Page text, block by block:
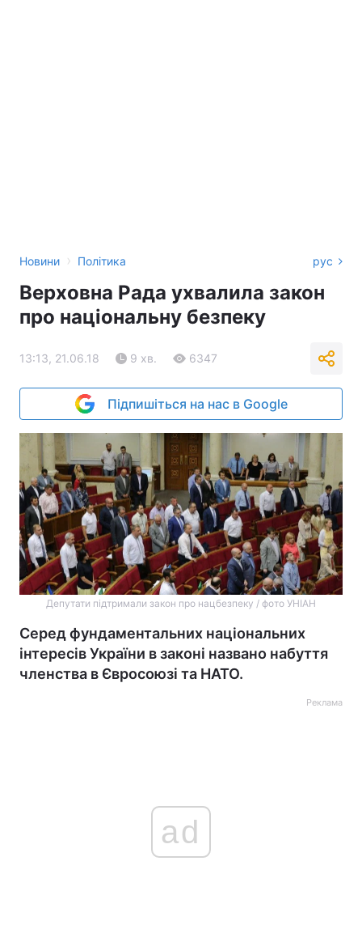
Новини › Політика рус
Верховна Рада ухвалила закон
про національну безпеку
13:13, 21.06.18 9 хв. 6347
Підпишіться на нас в Google
Депутати підтримали закон про нацбезпеку / фото УНІАН
Серед фундаментальних національних
інтересів України в законі названо набуття
членства в Євросоюзі та НАТО.
Реклама
ad